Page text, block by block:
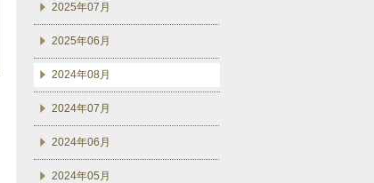
2025年07月
2025年06月
2024年08月
2024年07月
2024年06月
2024年05月